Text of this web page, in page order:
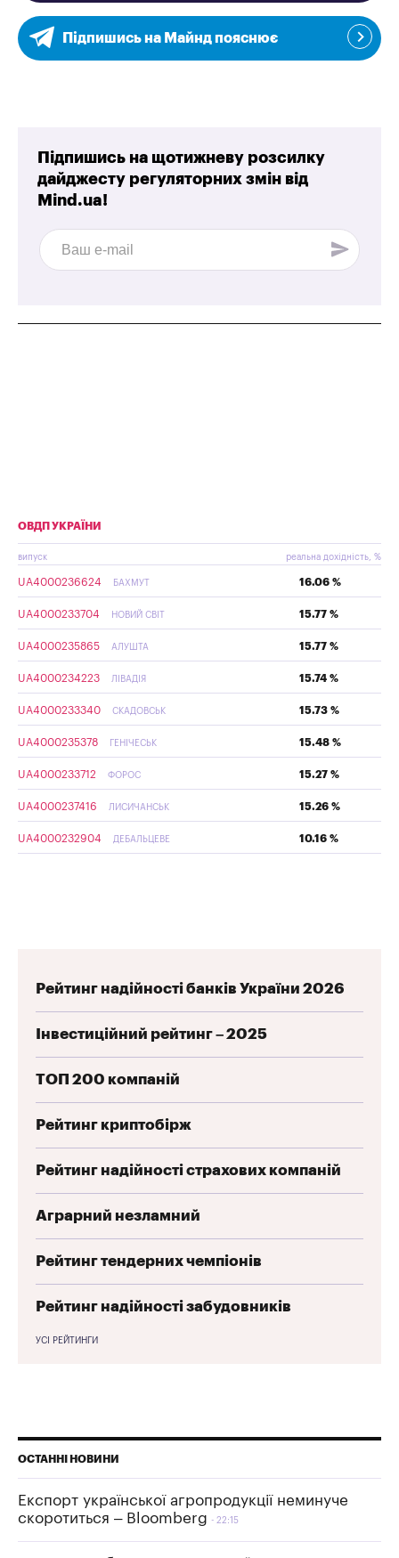
Підпишись на Майнд пояснює
Підпишись на щотижневу розсилку
дайджесту регуляторних змін від
Mind.ua!
ОВДП УКРАЇНИ
випуск реальна дохідність, %
UA4000236624 БАХМУТ 16.06 %
UA4000233704 НОВИЙ СВІТ 15.77 %
UA4000235865 АЛУШТА 15.77 %
UA4000234223 ЛІВАДІЯ 15.74 %
UA4000233340 СКАДОВСЬК 15.73 %
UA4000235378 ГЕНІЧЕСЬК 15.48 %
UA4000233712 ФОРОС 15.27 %
UA4000237416 ЛИСИЧАНСЬК 15.26 %
UA4000232904 ДЕБАЛЬЦЕВЕ 10.16 %
Рейтинг надійності банків України 2026
Інвестиційний рейтинг – 2025
ТОП 200 компаній
Рейтинг криптобірж
Рейтинг надійності страхових компаній
Аграрний незламний
Рейтинг тендерних чемпіонів
Рейтинг надійності забудовників
УСІ РЕЙТИНГИ
ОСТАННІ НОВИНИ
Експорт української агропродукції неминуче
скоротиться – Bloomberg
22:15